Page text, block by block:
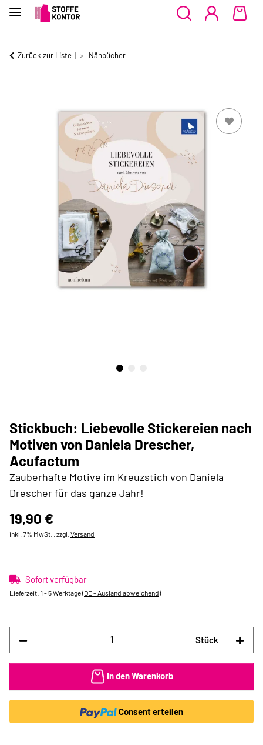
Zurück zur Liste Nähbücher
Stickbuch: Liebevolle Stickereien nach
Motiven von Daniela Drescher,
Acufactum
Zauberhafte Motive im Kreuzstich von Daniela
Drescher für das ganze Jahr!
19,90 €
inkl. 7% MwSt. , zzgl. Versand
Sofort verfügbar
Lieferzeit: 1 - 5 Werktage(DE - Ausland abweichend)
Stück
In den Warenkorb
Consent erteilen